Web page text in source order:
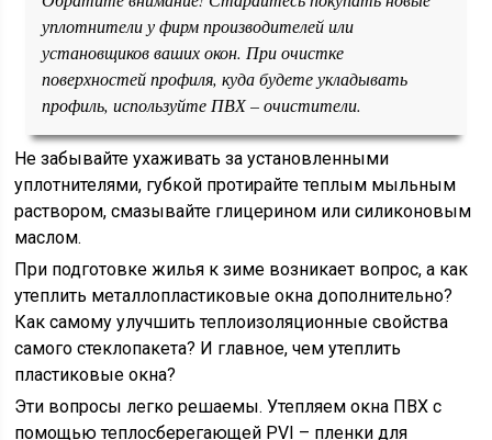
уплотнители у фирм производителей или
установщиков ваших окон. При очистке
поверхностей профиля, куда будете укладывать
профиль, используйте ПВХ – очистители.
Не забывайте ухаживать за установленными
уплотнителями, губкой протирайте теплым мыльным
раствором, смазывайте глицерином или силиконовым
маслом.
При подготовке жилья к зиме возникает вопрос, а как
утеплить металлопластиковые окна дополнительно?
Как самому улучшить теплоизоляционные свойства
самого стеклопакета? И главное, чем утеплить
пластиковые окна?
Эти вопросы легко решаемы. Утепляем окна ПВХ с
помощью теплосберегающей PVI – пленки для